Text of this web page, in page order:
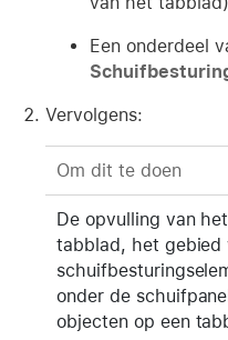
Een onderdeel
Vervolgens:
Om dit te doen
De opvulling van
tabblad, het gebied
onder de
objecten op een